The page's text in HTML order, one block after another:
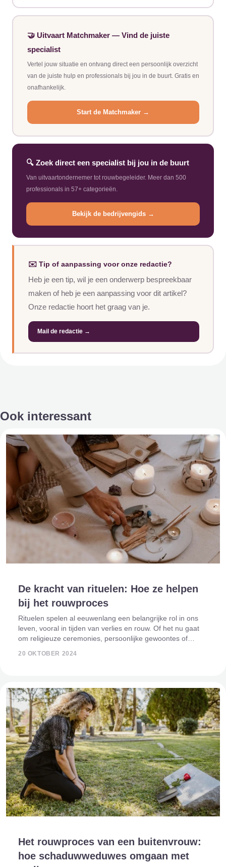
🤝 Uitvaart Matchmaker — Vind de juiste
specialist
Vertel jouw situatie en ontvang direct een persoonlijk overzicht
van de juiste hulp en professionals bij jou in de buurt. Gratis en
onafhankelijk.
Start de Matchmaker →
🔍 Zoek direct een specialist bij jou in de buurt
Van uitvaartondernemer tot rouwbegeleider. Meer dan 500
professionals in 57+ categorieën.
Bekijk de bedrijvengids →
✉️ Tip of aanpassing voor onze redactie?
Heb je een tip, wil je een onderwerp bespreekbaar
maken of heb je een aanpassing voor dit artikel?
Onze redactie hoort het graag van je.
Mail de redactie →
Ook interessant
De kracht van rituelen: Hoe ze helpen
bij het rouwproces
Rituelen spelen al eeuwenlang een belangrijke rol in ons
leven, vooral in tijden van verlies en rouw. Of het nu gaat
om religieuze ceremonies, persoonlijke gewoontes of
20 OKTOBER 2024
Het rouwproces van een buitenvrouw:
hoe schaduwweduwes omgaan met